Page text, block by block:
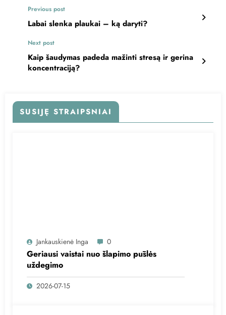
Previous post
Labai slenka plaukai – ką daryti?
Next post
Kaip šaudymas padeda mažinti stresą ir gerina
koncentraciją?
SUSIJĘ STRAIPSNIAI
Jankauskienė Inga 0
Geriausi vaistai nuo šlapimo pūslės
uždegimo
2026-07-15